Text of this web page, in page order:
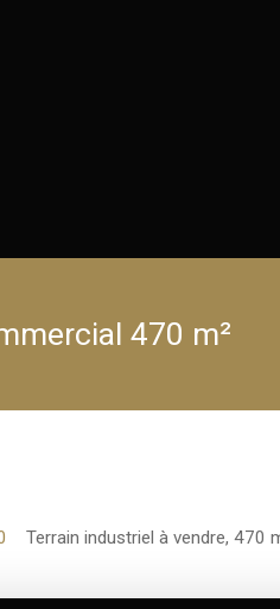
470 m²
Terrain industriel à vendre, 470